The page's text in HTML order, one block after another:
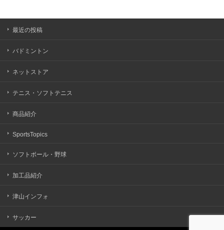
最近の投稿
バドミントン
ネットストア
テニス・ソフトテニス
商品紹介
SportsTopics
ソフトボール・野球
加工品紹介
津山インフォ
サッカー